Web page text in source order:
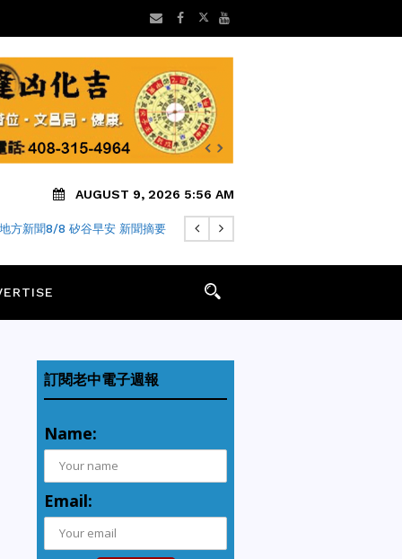
AUGUST 9, 2026 5:56 AM
/ DUBLIN：加州最佳居住地
訂閱老中電子週報
Name:
Email: